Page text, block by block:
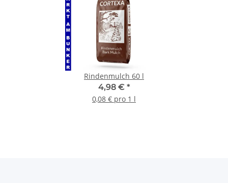
Rindenmulch 60 l
4,98 € *
0,08 € pro 1 l